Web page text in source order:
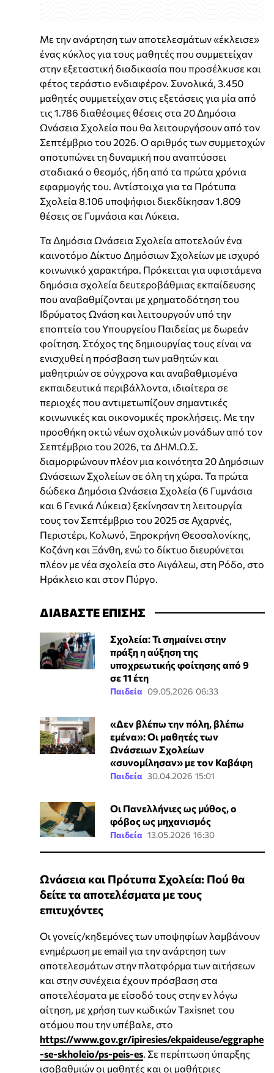
Με την ανάρτηση των αποτελεσμάτων «έκλεισε»
ένας κύκλος για τους μαθητές που συμμετείχαν
στην εξεταστική διαδικασία που προσέλκυσε και
φέτος τεράστιο ενδιαφέρον. Συνολικά, 3.450
μαθητές συμμετείχαν στις εξετάσεις για μία από
τις 1.786 διαθέσιμες θέσεις στα 20 Δημόσια
Ωνάσεια Σχολεία που θα λειτουργήσουν από τον
Σεπτέμβριο του 2026. Ο αριθμός των συμμετοχών
αποτυπώνει τη δυναμική που αναπτύσσει
σταδιακά ο θεσμός, ήδη από τα πρώτα χρόνια
εφαρμογής του. Αντίστοιχα για τα Πρότυπα
Σχολεία 8.106 υποψήφιοι διεκδίκησαν 1.809
θέσεις σε Γυμνάσια και Λύκεια.
Τα Δημόσια Ωνάσεια Σχολεία αποτελούν ένα
καινοτόμο Δίκτυο Δημόσιων Σχολείων με ισχυρό
κοινωνικό χαρακτήρα. Πρόκειται για υφιστάμενα
δημόσια σχολεία δευτεροβάθμιας εκπαίδευσης
που αναβαθμίζονται με χρηματοδότηση του
Ιδρύματος Ωνάση και λειτουργούν υπό την
εποπτεία του Υπουργείου Παιδείας με δωρεάν
φοίτηση. Στόχος της δημιουργίας τους είναι να
ενισχυθεί η πρόσβαση των μαθητών και
μαθητριών σε σύγχρονα και αναβαθμισμένα
εκπαιδευτικά περιβάλλοντα, ιδιαίτερα σε
περιοχές που αντιμετωπίζουν σημαντικές
κοινωνικές και οικονομικές προκλήσεις. Με την
προσθήκη οκτώ νέων σχολικών μονάδων από τον
Σεπτέμβριο του 2026, τα ΔΗΜ.Ω.Σ.
διαμορφώνουν πλέον μια κοινότητα 20 Δημόσιων
Ωνάσειων Σχολείων σε όλη τη χώρα. Τα πρώτα
δώδεκα Δημόσια Ωνάσεια Σχολεία (6 Γυμνάσια
και 6 Γενικά Λύκεια) ξεκίνησαν τη λειτουργία
τους τον Σεπτέμβριο του 2025 σε Αχαρνές,
Περιστέρι, Κολωνό, Ξηροκρήνη Θεσσαλονίκης,
Κοζάνη και Ξάνθη, ενώ το δίκτυο διευρύνεται
πλέον με νέα σχολεία στο Αιγάλεω, στη Ρόδο, στο
Ηράκλειο και στον Πύργο.
ΔΙΑΒΑΣΤΕ ΕΠΙΣΗΣ
Σχολεία: Τι σημαίνει στην
πράξη η αύξηση της
υποχρεωτικής φοίτησης από 9
σε 11 έτη
Παιδεία 09.05.2026 06:33
«Δεν βλέπω την πόλη, βλέπω
εμένα»: Οι μαθητές των
Ωνάσειων Σχολείων
«συνομίλησαν» με τον Καβάφη
Παιδεία 30.04.2026 15:01
Οι Πανελλήνιες ως μύθος, ο
φόβος ως μηχανισμός
Παιδεία 13.05.2026 16:30
Ωνάσεια και Πρότυπα Σχολεία: Πού θα
δείτε τα αποτελέσματα με τους
επιτυχόντες
Οι γονείς/κηδεμόνες των υποψηφίων λαμβάνουν
ενημέρωση με email για την ανάρτηση των
αποτελεσμάτων στην πλατφόρμα των αιτήσεων
και στην συνέχεια έχουν πρόσβαση στα
αποτελέσματα με είσοδό τους στην εν λόγω
αίτηση, με χρήση των κωδικών Τaxisnet του
ατόμου που την υπέβαλε, στο
https://www.gov.gr/ipiresies/ekpaideuse/eggraphe
-se-skholeio/ps-peis-es . Σε περίπτωση ύπαρξης
ισοβαθμιών οι μαθητές και οι μαθήτριες